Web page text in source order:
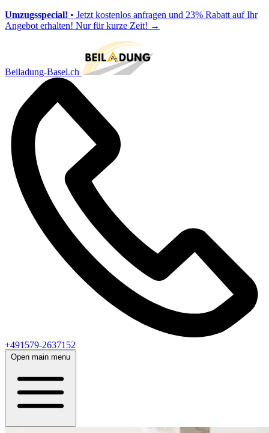
Umzugsspecial! • Jetzt kostenlos anfragen und 23% Rabatt auf Ihr
Angebot erhalten! Nur für kurze Zeit! →
Beiladung-Basel.ch
+491579-2637152
Open main menu